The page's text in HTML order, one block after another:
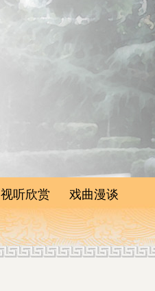
视听欣赏 戏曲漫谈
名家评论
戏曲知识